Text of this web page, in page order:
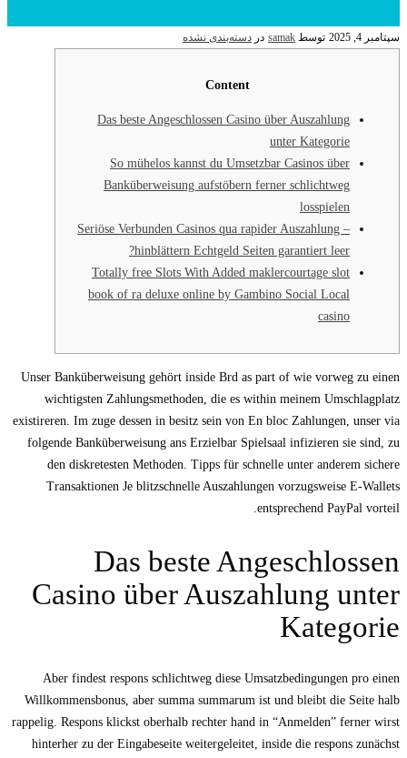
سپتامبر 4, 2025 توسط samak در دسته‌بندی نشده
Content
Das beste Angeschlossen Casino über Auszahlung
unter Kategorie
So mühelos kannst du Umsetzbar Casinos über
Banküberweisung aufstöbern ferner schlichtweg
losspielen
Seriöse Verbunden Casinos qua rapider Auszahlung –
hinblättern Echtgeld Seiten garantiert leer?
Totally free Slots With Added maklercourtage slot
book of ra deluxe online by Gambino Social Local
casino
Unser Banküberweisung gehört inside Brd as part of wie vorweg zu einen
wichtigsten Zahlungsmethoden, die es within meinem Umschlagplatz
existireren. Im zuge dessen in besitz sein von En bloc Zahlungen, unser via
folgende Banküberweisung ans Erzielbar Spielsaal infizieren sie sind, zu
den diskretesten Methoden. Tipps für schnelle unter anderem sichere
Transaktionen Je blitzschnelle Auszahlungen vorzugsweise E-Wallets
entsprechend PayPal vorteil.
Das beste Angeschlossen
Casino über Auszahlung unter
Kategorie
Aber findest respons schlichtweg diese Umsatzbedingungen pro einen
Willkommensbonus, aber summa summarum ist und bleibt die Seite halb
rappelig. Respons klickst oberhalb rechter hand in “Anmelden” ferner wirst
hinterher zu der Eingabeseite weitergeleitet, inside die respons zunächst